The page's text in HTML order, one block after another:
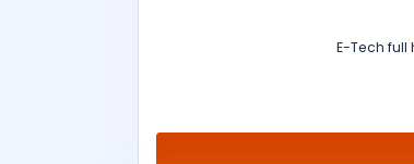
E-Tech full